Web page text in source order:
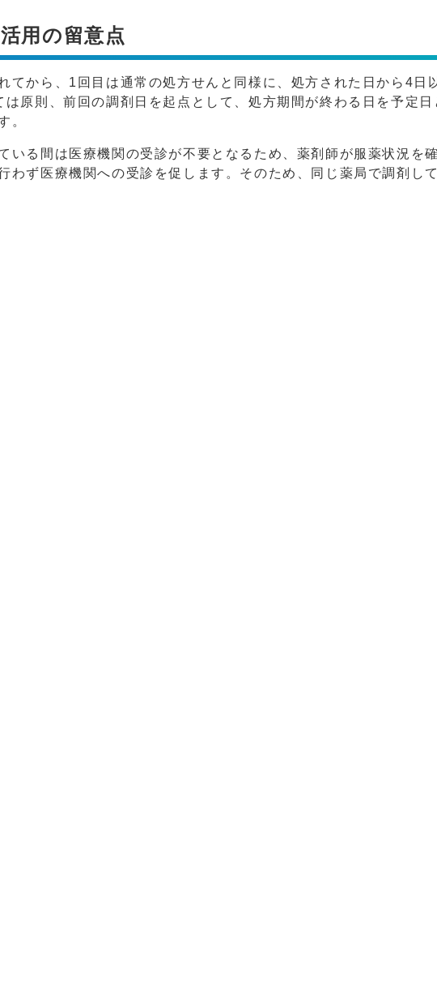
用の留意点
てから、1回目は通常の処方せんと同様に、処方された日から4日
は原則、前回の調剤日を起点として、処方期間が終わる日を予定
。
いる間は医療機関の受診が不要となるため、薬剤師が服薬状況を
わず医療機関への受診を促します。そのため、同じ薬局で調剤し